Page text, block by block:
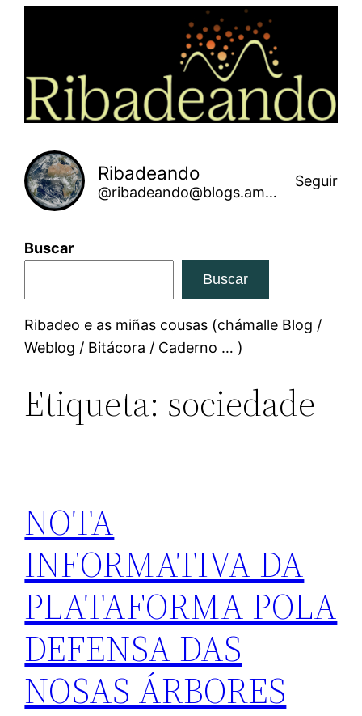
Ribadeando
@ribadeando@blogs.amarinha.gal
Seguir
Buscar
Buscar
Ribadeo e as miñas cousas (chámalle Blog /
Weblog / Bitácora / Caderno … )
Etiqueta: sociedade
NOTA
INFORMATIVA DA
PLATAFORMA POLA
DEFENSA DAS
NOSAS ÁRBORES